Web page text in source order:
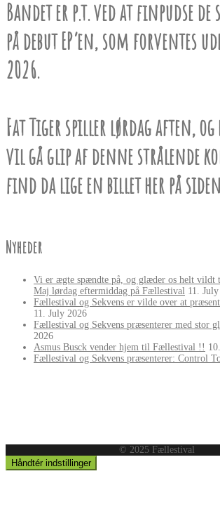
Bandet er p.t. ved at finpudse
på debut EP’en, som forventes
2026.
Fat Tiger spiller lørdag aften,
vil gå glip af denne strålende
find da lige en billet her på
Nyheder
Vi er ægte spændte på, og glæder os helt vildt
Maj lørdag eftermiddag på Fællestival 11.
Fællestival og Sekvens er vilde over at
11. July 2026
Fællestival og Sekvens præsenterer med stor
2026
Asmus Busck vender hjem til Fællestival !!
Fællestival og Sekvens præsenterer: Control
© 2025 Fællestival
Håndtér indstillinger